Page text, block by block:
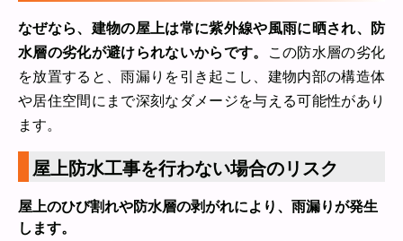
なぜなら、建物の屋上は常に紫外線や風雨に晒され、防
水層の劣化が避けられないからです。
この防水層の劣化
を放置すると、雨漏りを引き起こし、建物内部の構造体
や居住空間にまで深刻なダメージを与える可能性があり
ます。
屋上防水工事を行わない場合のリスク
屋上のひび割れや防水層の剥がれにより、雨漏りが発生
します。